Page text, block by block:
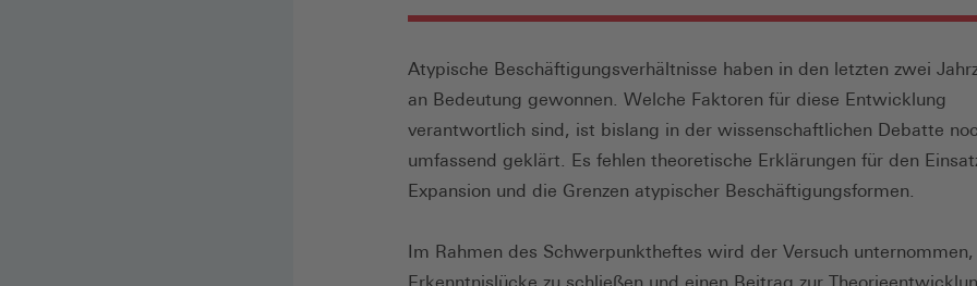
Atypische Beschäftigungsverhältnisse haben in den letzten zwei
an Bedeutung gewonnen. Welche Faktoren für diese Entwicklung
verantwortlich sind, ist bislang in der wissenschaftlichen Debatte
umfassend geklärt. Es fehlen theoretische Erklärungen für den
Expansion und die Grenzen atypischer Beschäftigungsformen.
Im Rahmen des Schwerpunktheftes wird der Versuch unternommen,
Erkenntnislücke zu schließen und einen Beitrag zur